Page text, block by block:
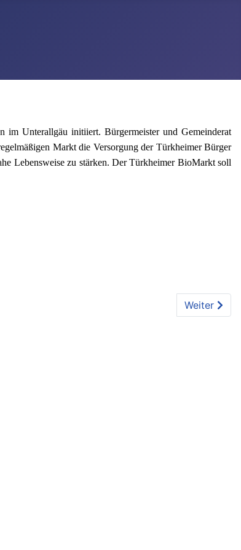
Unterallgäu initiiert. Bürgermeister und Gemeinderat
Markt die Versorgung der Türkheimer Bürger
Lebensweise zu stärken. Der Türkheimer BioMarkt soll
Nächster
Weiter